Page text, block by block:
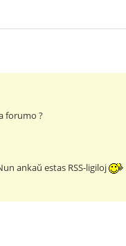
forumo ?
ankaŭ estas RSS-ligiloj